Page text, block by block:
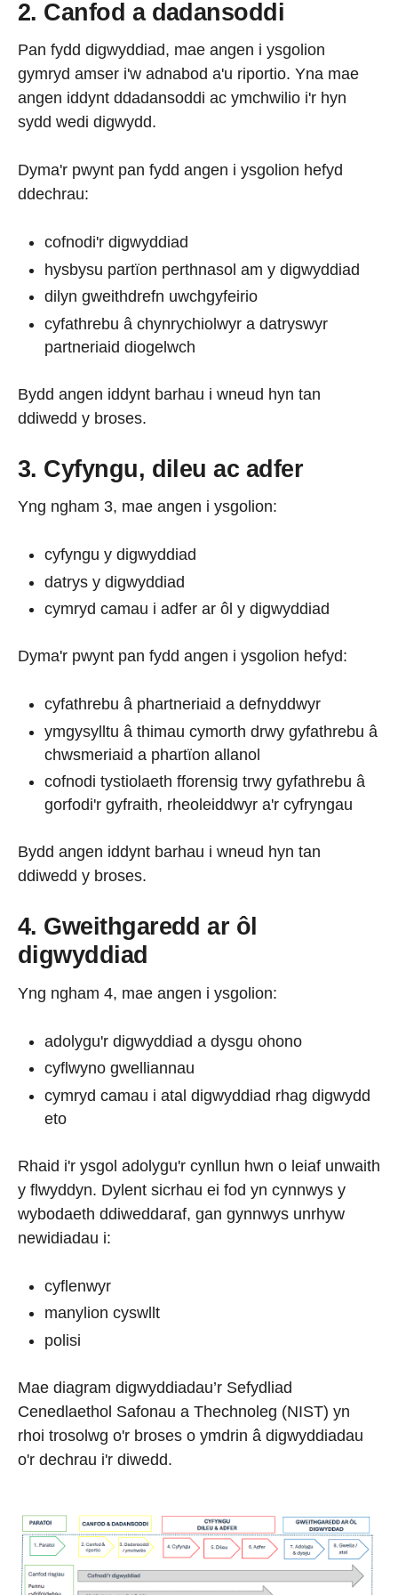
2. Canfod a dadansoddi
Pan fydd digwyddiad, mae angen i ysgolion
gymryd amser i'w adnabod a'u riportio. Yna mae
angen iddynt ddadansoddi ac ymchwilio i'r hyn
sydd wedi digwydd.
Dyma'r pwynt pan fydd angen i ysgolion hefyd
ddechrau:
cofnodi'r digwyddiad
hysbysu partïon perthnasol am y digwyddiad
dilyn gweithdrefn uwchgyfeirio
cyfathrebu â chynrychiolwyr a datryswyr
partneriaid diogelwch
Bydd angen iddynt barhau i wneud hyn tan
ddiwedd y broses.
3. Cyfyngu, dileu ac adfer
Yng ngham 3, mae angen i ysgolion:
cyfyngu y digwyddiad
datrys y digwyddiad
cymryd camau i adfer ar ôl y digwyddiad
Dyma'r pwynt pan fydd angen i ysgolion hefyd:
cyfathrebu â phartneriaid a defnyddwyr
ymgysylltu â thimau cymorth drwy gyfathrebu â
chwsmeriaid a phartïon allanol
cofnodi tystiolaeth fforensig trwy gyfathrebu â
gorfodi'r gyfraith, rheoleiddwyr a'r cyfryngau
Bydd angen iddynt barhau i wneud hyn tan
ddiwedd y broses.
4. Gweithgaredd ar ôl
digwyddiad
Yng ngham 4, mae angen i ysgolion:
adolygu'r digwyddiad a dysgu ohono
cyflwyno gwelliannau
cymryd camau i atal digwyddiad rhag digwydd
eto
Rhaid i'r ysgol adolygu'r cynllun hwn o leiaf unwaith
y flwyddyn. Dylent sicrhau ei fod yn cynnwys y
wybodaeth ddiweddaraf, gan gynnwys unrhyw
newidiadau i:
cyflenwyr
manylion cyswllt
polisi
Mae diagram digwyddiadau’r Sefydliad
Cenedlaethol Safonau a Thechnoleg (NIST) yn
rhoi trosolwg o'r broses o ymdrin â digwyddiadau
o'r dechrau i'r diwedd.